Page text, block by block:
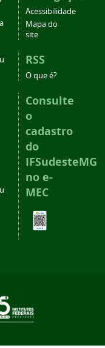
Acessibilidade
Mapa do
site
RSS
O que é?
Consulte
o
cadastro
do
IFSudesteMG
no e-
MEC